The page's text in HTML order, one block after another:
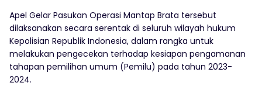
Apel Gelar Pasukan Operasi Mantap Brata tersebut
dilaksanakan secara serentak di seluruh wilayah hukum
Kepolisian Republik Indonesia, dalam rangka untuk
melakukan pengecekan terhadap kesiapan pengamanan
tahapan pemilihan umum (Pemilu) pada tahun 2023-
2024.